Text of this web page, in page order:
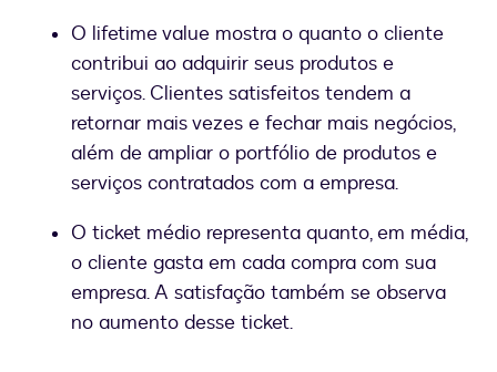
O lifetime value mostra o quanto o cliente
contribui ao adquirir seus produtos e
serviços. Clientes satisfeitos tendem a
retornar mais vezes e fechar mais negócios,
além de ampliar o portfólio de produtos e
serviços contratados com a empresa.
O ticket médio representa quanto, em média,
o cliente gasta em cada compra com sua
empresa. A satisfação também se observa
no aumento desse ticket.